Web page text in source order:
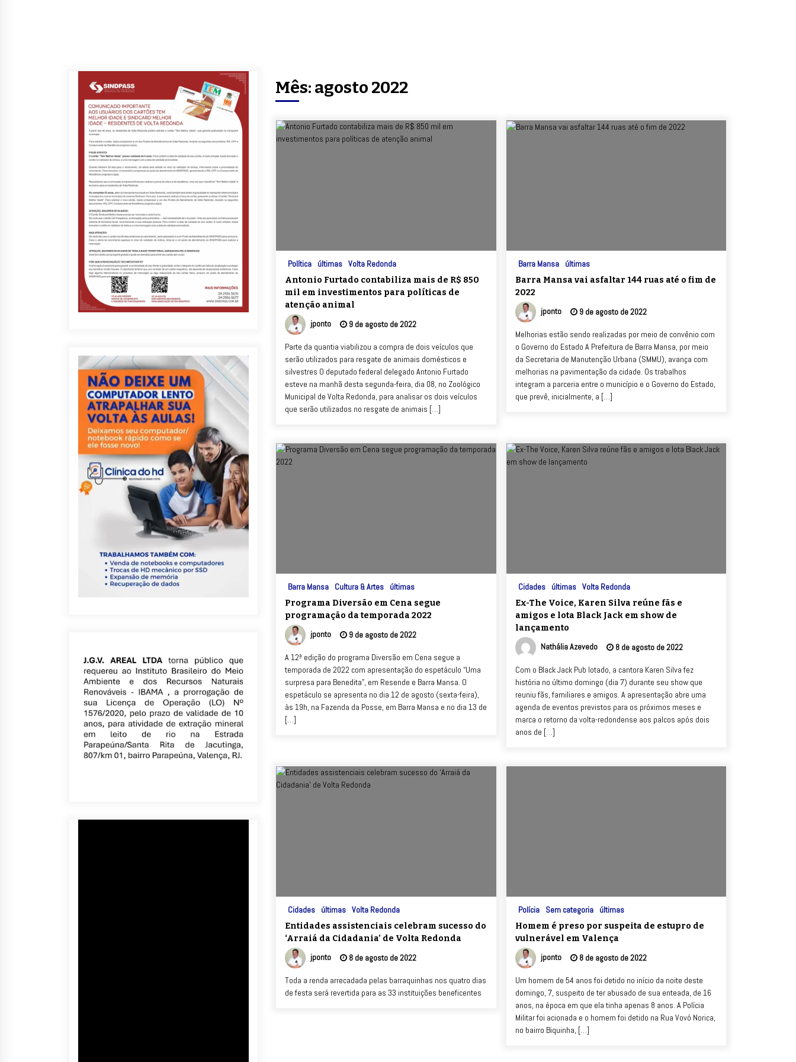
Mês: agosto 2022
Política últimas Volta Redonda
Antonio Furtado contabiliza mais de R$ 850
mil em investimentos para políticas de
atenção animal
jponto 9 de agosto de 2022
Parte da quantia viabilizou a compra de dois veículos que
serão utilizados para resgate de animais domésticos e
silvestres O deputado federal delegado Antonio Furtado
esteve na manhã desta segunda-feira, dia 08, no Zoológico
Municipal de Volta Redonda, para analisar os dois veículos
que serão utilizados no resgate de animais […]
Barra Mansa últimas
Barra Mansa vai asfaltar 144 ruas até o fim de
2022
jponto 9 de agosto de 2022
Melhorias estão sendo realizadas por meio de convênio com
o Governo do Estado A Prefeitura de Barra Mansa, por meio
da Secretaria de Manutenção Urbana (SMMU), avança com
melhorias na pavimentação da cidade. Os trabalhos
integram a parceria entre o município e o Governo do Estado,
que prevê, inicialmente, a […]
Barra Mansa Cultura & Artes últimas
Programa Diversão em Cena segue
programação da temporada 2022
jponto 9 de agosto de 2022
A 12ª edição do programa Diversão em Cena segue a
temporada de 2022 com apresentação do espetáculo “Uma
surpresa para Benedita”, em Resende e Barra Mansa. O
espetáculo se apresenta no dia 12 de agosto (sexta-feira),
às 19h, na Fazenda da Posse, em Barra Mansa e no dia 13 de
[…]
Cidades últimas Volta Redonda
Ex-The Voice, Karen Silva reúne fãs e
amigos e lota Black Jack em show de
lançamento
Nathália Azevedo 8 de agosto de 2022
Com o Black Jack Pub lotado, a cantora Karen Silva fez
história no último domingo (dia 7) durante seu show que
reuniu fãs, familiares e amigos. A apresentação abre uma
agenda de eventos previstos para os próximos meses e
marca o retorno da volta-redondense aos palcos após dois
anos de […]
Cidades últimas Volta Redonda
Entidades assistenciais celebram sucesso do
‘Arraiá da Cidadania’ de Volta Redonda
jponto 8 de agosto de 2022
Toda a renda arrecadada pelas barraquinhas nos quatro dias
de festa será revertida para as 33 instituições beneficentes
Polícia Sem categoria últimas
Homem é preso por suspeita de estupro de
vulnerável em Valença
jponto 8 de agosto de 2022
Um homem de 54 anos foi detido no início da noite deste
domingo, 7, suspeito de ter abusado de sua enteada, de 16
anos, na época em que ela tinha apenas 8 anos. A Polícia
Militar foi acionada e o homem foi detido na Rua Vovó Norica,
no bairro Biquinha, […]